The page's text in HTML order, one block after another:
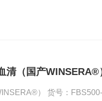
清（国产WINSERA®
WS-002 规格：500m